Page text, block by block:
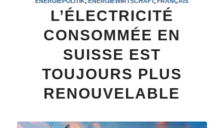
L’ÉLECTRICITÉ
CONSOMMÉE EN
SUISSE EST
TOUJOURS PLUS
RENOUVELABLE